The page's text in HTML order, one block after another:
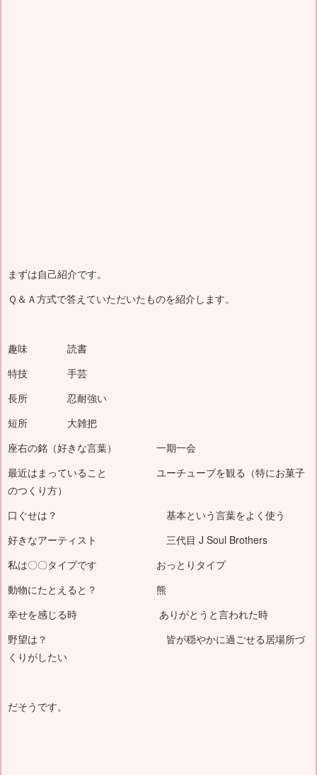
まずは自己紹介です。
Ｑ＆Ａ方式で答えていただいたものを紹介します。
趣味 読書
特技 手芸
長所 忍耐強い
短所 大雑把
座右の銘（好きな言葉） 一期一会
最近はまっていること ユーチューブを観る（特にお菓子
のつくり方）
口ぐせは？ 基本という言葉をよく使う
好きなアーティスト 三代目 J Soul Brothers
私は〇〇タイプです おっとりタイプ
動物にたとえると？ 熊
幸せを感じる時 ありがとうと言われた時
野望は？ 皆が穏やかに過ごせる居場所づ
くりがしたい
だそうです。